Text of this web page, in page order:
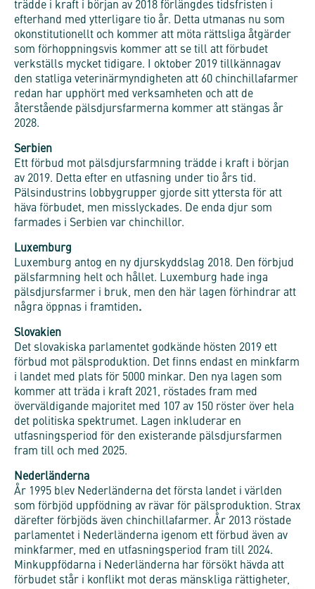
trädde i kraft i början av 2018 förlängdes tidsfristen i
efterhand med ytterligare tio år. Detta utmanas nu som
okonstitutionellt och kommer att möta rättsliga åtgärder
som förhoppningsvis kommer att se till att förbudet
verkställs mycket tidigare. I oktober 2019 tillkännagav
den statliga veterinärmyndigheten att 60 chinchillafarmer
redan har upphört med verksamheten och att de
återstående pälsdjursfarmerna kommer att stängas år
2028.
Serbien
Ett förbud mot pälsdjursfarmning trädde i kraft i början
av 2019. Detta efter en utfasning under tio års tid.
Pälsindustrins lobbygrupper gjorde sitt yttersta för att
häva förbudet, men misslyckades. De enda djur som
farmades i Serbien var chinchillor.
Luxemburg
Luxemburg antog en ny djurskyddslag 2018. Den förbjud
pälsfarmning helt och hållet. Luxemburg hade inga
pälsdjursfarmer i bruk, men den här lagen förhindrar att
några öppnas i framtiden.
Slovakien
Det slovakiska parlamentet godkände hösten 2019 ett
förbud mot pälsproduktion. Det finns endast en minkfarm
i landet med plats för 5000 minkar. Den nya lagen som
kommer att träda i kraft 2021, röstades fram med
överväldigande majoritet med 107 av 150 röster över hela
det politiska spektrumet. Lagen inkluderar en
utfasningsperiod för den existerande pälsdjursfarmen
fram till och med 2025.
Nederländerna
År 1995 blev Nederländerna det första landet i världen
som förbjöd uppfödning av rävar för pälsproduktion. Strax
därefter förbjöds även chinchillafarmer. År 2013 röstade
parlamentet i Nederländerna igenom ett förbud även av
minkfarmer, med en utfasningsperiod fram till 2024.
Minkuppfödarna i Nederländerna har försökt hävda att
förbudet står i konflikt mot deras mänskliga rättigheter,